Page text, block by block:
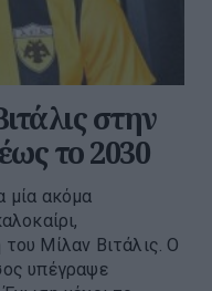
στην
το 2030
μία ακόμα
Μίλαν Βιτάλις. Ο
υπέγραψε